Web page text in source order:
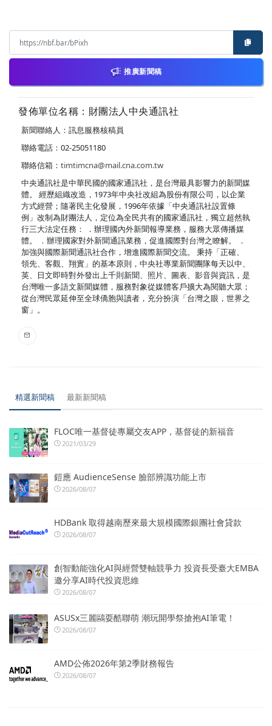
推廣新聞稿
發佈單位名稱：財團法人中央通訊社
新聞聯絡人：訊息服務核稿員
聯絡電話：02-25051180
聯絡信箱： timtimcna@mail.cna.com.tw
中央通訊社是中華民國的國家通訊社，是台灣最具影響力的新聞媒
體。 經歷組織改造，1973年中央社改組為股份有限公司，以企業
方式經營；隨著民主化發展，1996年依據「中央通訊社設置條
例」改制為財團法人，定位為全民共有的國家通訊社，獨立超然執
行三大法定任務： ．辦理國內外新聞報導業務，服務大眾傳播媒
體。 ．辦理國家對外新聞通訊業務，促進國際對台灣之瞭解。 ．
加強與國際新聞通訊社合作，增進國際新聞交流。 秉持「正確、
領先、客觀、翔實」的基本原則，中央社專業新聞團隊每天以中、
英、日文即時對外發出上千則新聞、照片、圖表、影音與資訊，是
台灣唯一多語文新聞媒體，服務對象從媒體客戶擴大為閱聽大眾；
從台灣民眾延伸至全球僑胞與讀者，充分扮演「台灣之眼，世界之
窗」。
精選新聞稿 最新新聞稿
FLOC唯一基督徒專屬交友APP，基督徒的新福音
2021/03/29
鎧應 AudienceSense 臉部辨識功能上市
2026/08/07
HDBank 取得越南歷來最大規模國際銀團社會貸款
2026/08/07
創智動能強化AI與經營雙軸競爭力 投資長受臺大EMBA
邀分享AI時代投資思維
2026/08/07
ASUSx三麗鷗耍酷聯萌 潮玩開學祭搶抱AI筆電！
2026/08/07
AMD公佈2026年第2季財務報告
2026/08/07